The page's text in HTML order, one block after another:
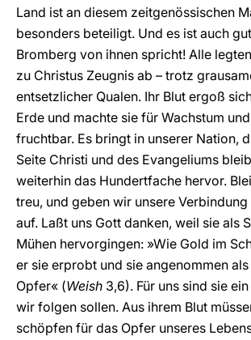
Land ist an diesem zeitgenössischen
besonders beteiligt. Und es ist auch
Bromberg von ihnen spricht! Alle
zu Christus Zeugnis ab – trotz
entsetzlicher Qualen. Ihr Blut ergoß
Erde und machte sie für Wachstum
fruchtbar. Es bringt in unserer Nation,
Seite Christi und des Evangeliums
weiterhin das Hundertfache hervor.
treu, und geben wir unsere
auf. Laßt uns Gott danken, weil sie als
Mühen hervorgingen: »Wie Gold im
er sie erprobt und sie angenommen
Opfer« (Weish 3,6). Für uns sind sie
wir folgen sollen. Aus ihrem Blut
schöpfen für das Opfer unseres